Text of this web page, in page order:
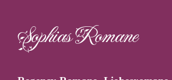
springenSophias Romane